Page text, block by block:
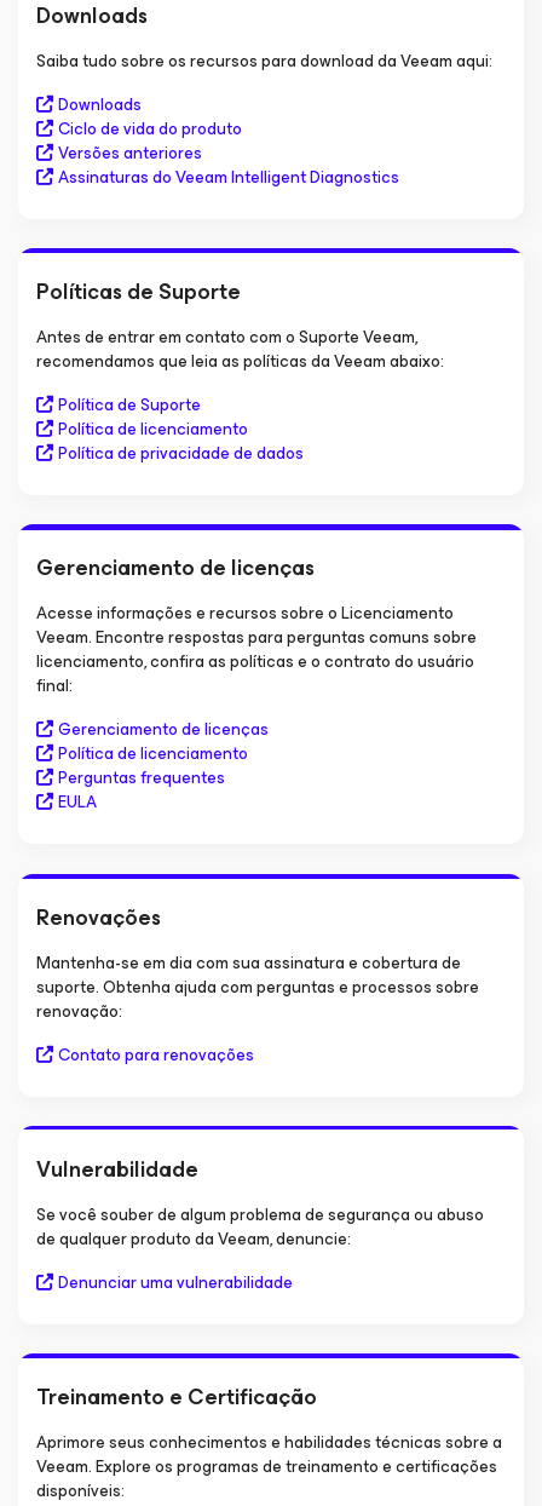
Downloads
Saiba tudo sobre os recursos para download da Veeam aqui:
Downloads
Ciclo de vida do produto
Versões anteriores
Assinaturas do Veeam Intelligent Diagnostics
Políticas de Suporte
Antes de entrar em contato com o Suporte Veeam,
recomendamos que leia as políticas da Veeam abaixo:
Política de Suporte
Política de licenciamento
Política de privacidade de dados
Gerenciamento de licenças
Acesse informações e recursos sobre o Licenciamento
Veeam. Encontre respostas para perguntas comuns sobre
licenciamento, confira as políticas e o contrato do usuário
final:
Gerenciamento de licenças
Política de licenciamento
Perguntas frequentes
EULA
Renovações
Mantenha-se em dia com sua assinatura e cobertura de
suporte. Obtenha ajuda com perguntas e processos sobre
renovação:
Contato para renovações
Vulnerabilidade
Se você souber de algum problema de segurança ou abuso
de qualquer produto da Veeam, denuncie:
Denunciar uma vulnerabilidade
Treinamento e Certificação
Aprimore seus conhecimentos e habilidades técnicas sobre a
Veeam. Explore os programas de treinamento e certificações
disponíveis: